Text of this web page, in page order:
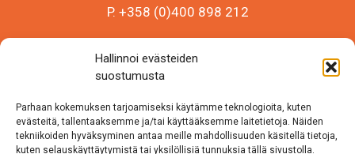
Hallinnoi evästeiden
suostumusta
Parhaan kokemuksen tarjoamiseksi käytämme teknologioita, kuten
evästeitä, tallentaaksemme ja/tai käyttääksemme laitetietoja. Näiden
tekniikoiden hyväksyminen antaa meille mahdollisuuden käsitellä tietoja,
kuten selauskäyttäytymistä tai yksilöllisiä tunnuksia tällä sivustolla.
P. +358 (0)400 898 212
Y-tunnus 0625907-2
Inarintie 46
99870 Inari